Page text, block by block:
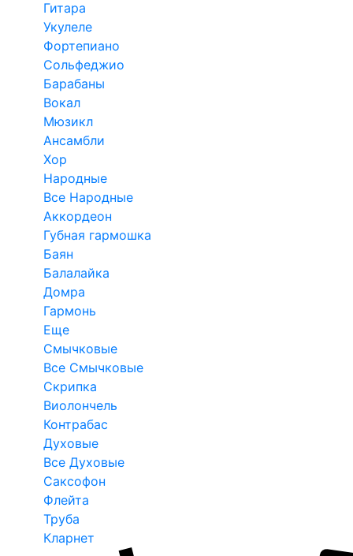
Гитара
Укулеле
Фортепиано
Сольфеджио
Барабаны
Вокал
Мюзикл
Ансамбли
Хор
Народные
Все Народные
Аккордеон
Губная гармошка
Баян
Балалайка
Домра
Гармонь
Еще
Смычковые
Все Смычковые
Скрипка
Виолончель
Контрабас
Духовые
Все Духовые
Саксофон
Флейта
Труба
Кларнет